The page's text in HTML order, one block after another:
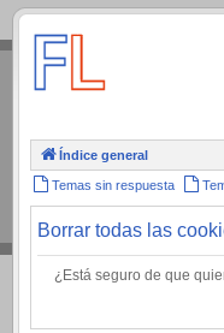
.
Índice general
Temas sin respuesta
Borrar todas las
¿Está seguro de que